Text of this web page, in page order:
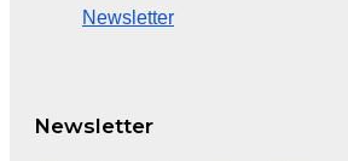
Newsletter
Newsletter